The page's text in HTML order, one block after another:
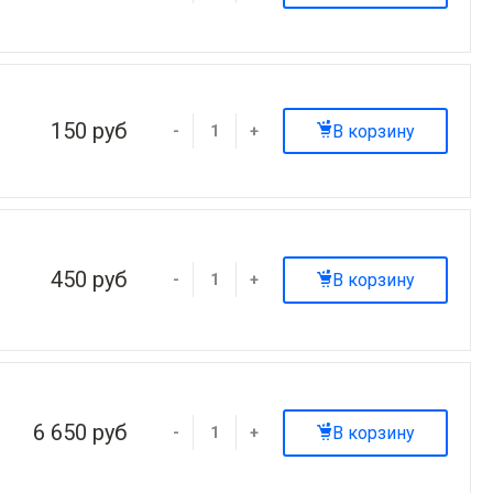
150 руб - + В корзину
450 руб - + В корзину
6 650 руб - + В корзину